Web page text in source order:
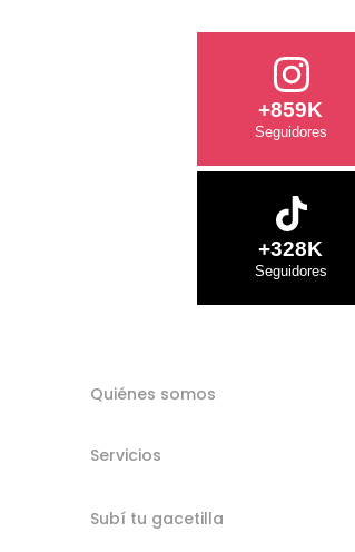
+859K
+328K
Quiénes somos
Servicios
Subí tu gacetilla